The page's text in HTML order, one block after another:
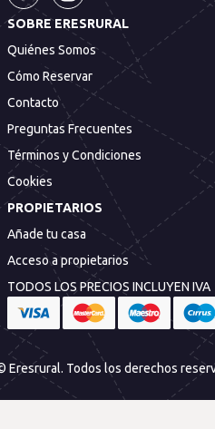
SOBRE ERESRURAL
Quiénes Somos
Cómo Reservar
Contacto
Preguntas Frecuentes
Términos y Condiciones
Cookies
PROPIETARIOS
Añade tu casa
Acceso a propietarios
TODOS LOS PRECIOS INCLUYEN IVA
Eresrural. Todos los derechos